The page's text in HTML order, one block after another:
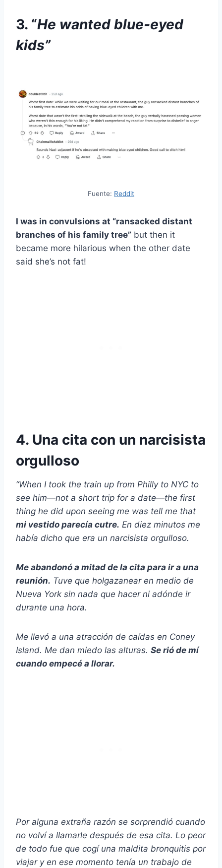
3. “He wanted blue-eyed
kids”
Fuente: Reddit
I was in convulsions at “ransacked distant
branches of his family tree” but then it
became more hilarious when the other date
said she’s not fat!
4. Una cita con un narcisista
orgulloso
“When I took the train up from Philly to NYC to
see him—not a short trip for a date—the first
thing he did upon seeing me was tell me that
mi vestido parecía cutre. En diez minutos me
había dicho que era un narcisista orgulloso.
Me abandonó a mitad de la cita para ir a una
reunión. Tuve que holgazanear en medio de
Nueva York sin nada que hacer ni adónde ir
durante una hora.
Me llevó a una atracción de caídas en Coney
Island. Me dan miedo las alturas. Se rió de mí
cuando empecé a llorar.
Por alguna extraña razón se sorprendió cuando
no volví a llamarle después de esa cita. Lo peor
de todo fue que cogí una maldita bronquitis por
viajar y en ese momento tenía un trabajo de